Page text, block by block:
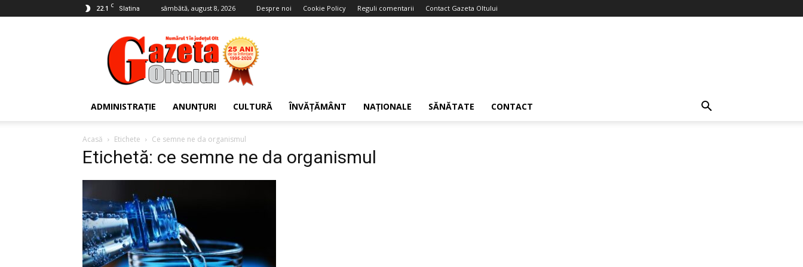
22.1 C Slatina sâmbătă, august 8, 2026 Despre noi Cookie Policy Reguli comentarii Contact Gazeta Oltului
Gazeta
Oltului
ADMINISTRAȚIE ANUNȚURI CULTURĂ ÎNVĂȚĂMÂNT NAȚIONALE SĂNĂTATE CONTACT
Acasă Etichete Ce semne ne da organismul
Etichetă: ce semne ne da organismul